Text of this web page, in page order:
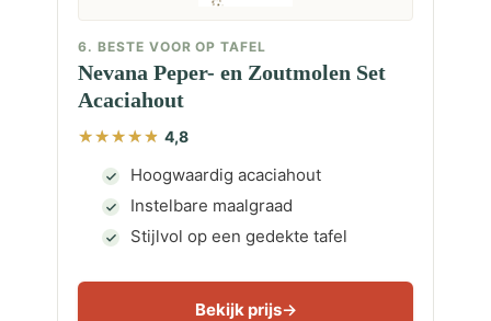
6. BESTE VOOR OP TAFEL
Nevana Peper- en Zoutmolen Set
Acaciahout
4,8
Hoogwaardig acaciahout
Instelbare maalgraad
Stijlvol op een gedekte tafel
Bekijk prijs